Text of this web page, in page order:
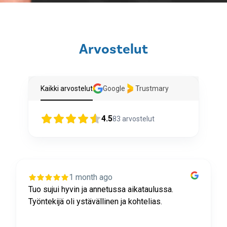
Arvostelut
Kaikki arvostelut Google Trustmary
4.583 arvostelut
1 month ago
Tuo sujui hyvin ja annetussa aikataulussa.
Työntekijä oli ystävällinen ja kohtelias.